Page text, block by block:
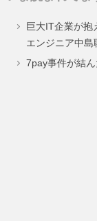
巨大IT企業が抱
エンジニア中
7pay事件が結